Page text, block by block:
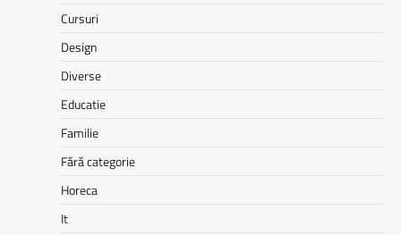
Cursuri
Design
Diverse
Educatie
Familie
Fără categorie
Horeca
It